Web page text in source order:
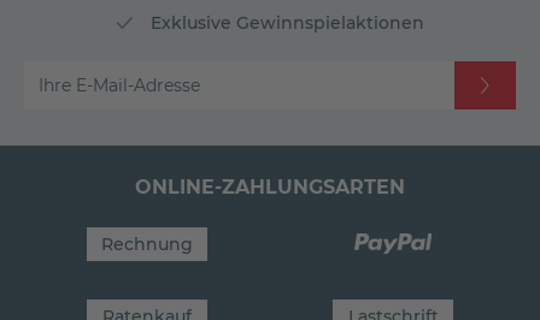
Exklusive Gewinnspielaktionen
Ihre E-Mail-Adresse
ONLINE-ZAHLUNGSARTEN
Rechnung